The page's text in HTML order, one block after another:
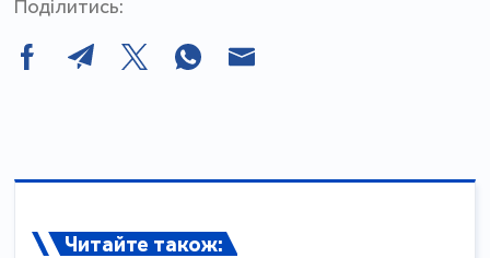
Поділитись:
Читайте також: